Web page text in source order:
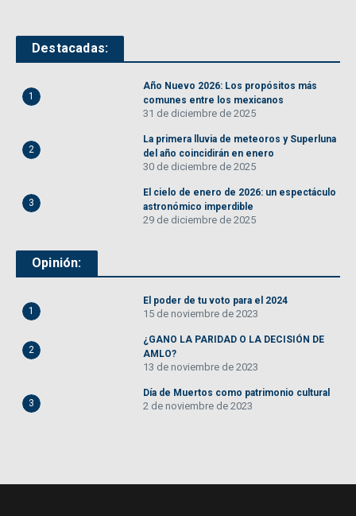
Destacadas:
1
Año Nuevo 2026: Los propósitos más
comunes entre los mexicanos
31 de diciembre de 2025
2
La primera lluvia de meteoros y Superluna
del año coincidirán en enero
30 de diciembre de 2025
3
El cielo de enero de 2026: un espectáculo
astronómico imperdible
29 de diciembre de 2025
Opinión:
1
El poder de tu voto para el 2024
15 de noviembre de 2023
2
¿GANO LA PARIDAD O LA DECISIÓN DE
AMLO?
13 de noviembre de 2023
3
Día de Muertos como patrimonio cultural
2 de noviembre de 2023